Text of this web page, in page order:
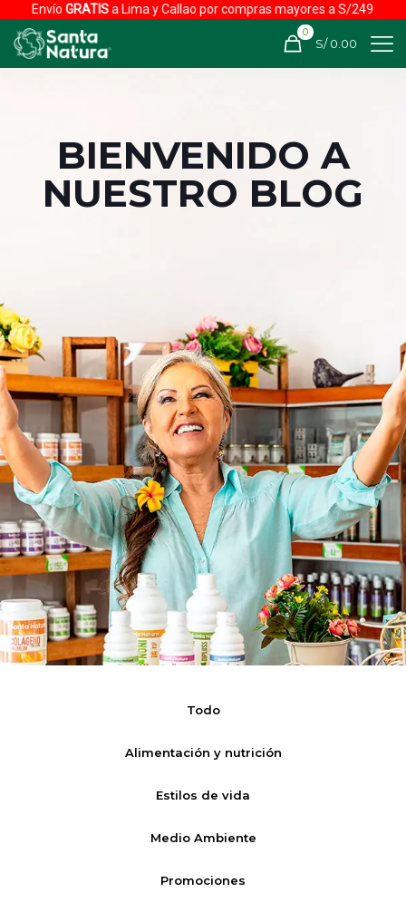
EnvíoGRATISa Lima y Callao por compras mayores a S/249
0
S/ 0.00
BIENVENIDO A
NUESTRO BLOG
Todo
Alimentación y nutrición
Estilos de vida
Medio Ambiente
Promociones